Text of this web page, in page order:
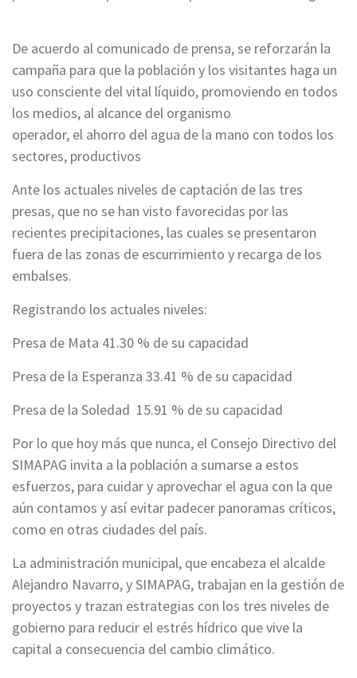
De acuerdo al comunicado de prensa, se reforzarán la
campaña para que la población y los visitantes haga un
uso consciente del vital líquido, promoviendo en todos
los medios, al alcance del organismo
operador, el ahorro del agua de la mano con todos los
sectores, productivos
Ante los actuales niveles de captación de las tres
presas, que no se han visto favorecidas por las
recientes precipitaciones, las cuales se presentaron
fuera de las zonas de escurrimiento y recarga de los
embalses.
Registrando los actuales niveles:
Presa de Mata 41.30 % de su capacidad
Presa de la Esperanza 33.41 % de su capacidad
Presa de la Soledad 15.91 % de su capacidad
Por lo que hoy más que nunca, el Consejo Directivo del
SIMAPAG invita a la población a sumarse a estos
esfuerzos, para cuidar y aprovechar el agua con la que
aún contamos y así evitar padecer panoramas críticos,
como en otras ciudades del país.
La administración municipal, que encabeza el alcalde
Alejandro Navarro, y SIMAPAG, trabajan en la gestión de
proyectos y trazan estrategias con los tres niveles de
gobierno para reducir el estrés hídrico que vive la
capital a consecuencia del cambio climático.